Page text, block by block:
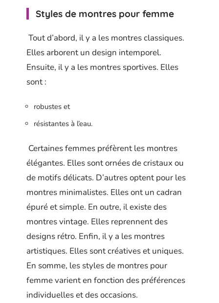
Styles de montres pour femme
Tout d’abord, il y a les montres classiques.
Elles arborent un design intemporel.
Ensuite, il y a les montres sportives. Elles
sont :
robustes et
résistantes à l’eau.
Certaines femmes préfèrent les montres
élégantes. Elles sont ornées de cristaux ou
de motifs délicats. D’autres optent pour les
montres minimalistes. Elles ont un cadran
épuré et simple. En outre, il existe des
montres vintage. Elles reprennent des
designs rétro. Enfin, il y a les montres
artistiques. Elles sont créatives et uniques.
En somme, les styles de montres pour
femme varient en fonction des préférences
individuelles et des occasions.